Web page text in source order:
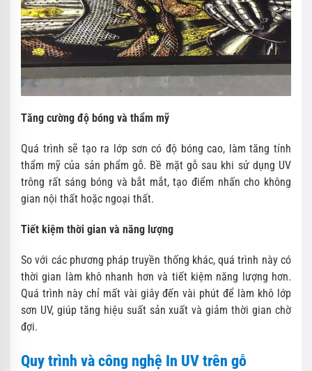
Tăng cường độ bóng và thẩm mỹ
Quá trình sẽ tạo ra lớp sơn có độ bóng cao, làm tăng tính
thẩm mỹ của sản phẩm gỗ. Bề mặt gỗ sau khi sử dụng UV
trông rất sáng bóng và bắt mắt, tạo điểm nhấn cho không
gian nội thất hoặc ngoại thất.
Tiết kiệm thời gian và năng lượng
So với các phương pháp truyền thống khác, quá trình này có
thời gian làm khô nhanh hơn và tiết kiệm năng lượng hơn.
Quá trình này chỉ mất vài giây đến vài phút để làm khô lớp
sơn UV, giúp tăng hiệu suất sản xuất và giảm thời gian chờ
đợi.
Quy trình và công nghệ In UV trên gỗ